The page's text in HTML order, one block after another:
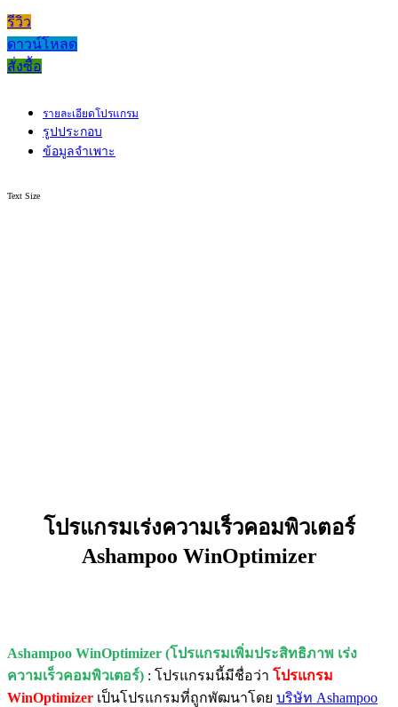
รีวิว
ดาวน์โหลด
สั่งซื้อ
รายละเอียดโปรแกรม
รูปประกอบ
ข้อมูลจำเพาะ
Text Size
โปรแกรมเร่งความเร็วคอมพิวเตอร์
Ashampoo WinOptimizer
Ashampoo WinOptimizer (โปรแกรมเพิ่มประสิทธิภาพ เร่ง
ความเร็วคอมพิวเตอร์) : โปรแกรมนี้มีชื่อว่า โปรแกรม
WinOptimizer เป็นโปรแกรมที่ถูกพัฒนาโดย บริษัท Ashampoo